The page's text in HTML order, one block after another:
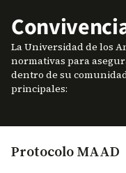
La Universidad de los
normativas para
dentro de su
principales:
Protocolo MAAD